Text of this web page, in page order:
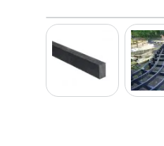
Ga
naar
het
van